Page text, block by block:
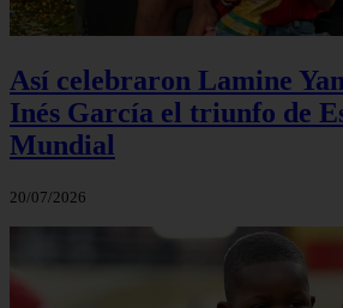
Así celebraron Lamine
Inés García el triunfo de
Mundial
20/07/2026